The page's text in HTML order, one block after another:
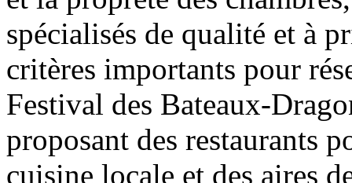
spécialisés de qualité et à
critères importants pour
Festival des Bateaux-
proposant des restaurants
cuisine locale et des aires